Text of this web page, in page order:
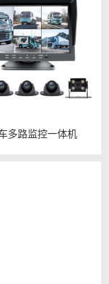
多路监控一体机